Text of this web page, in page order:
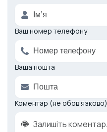
Ваш номер телефону
Ваша пошта
Коментар (не обов’язково)